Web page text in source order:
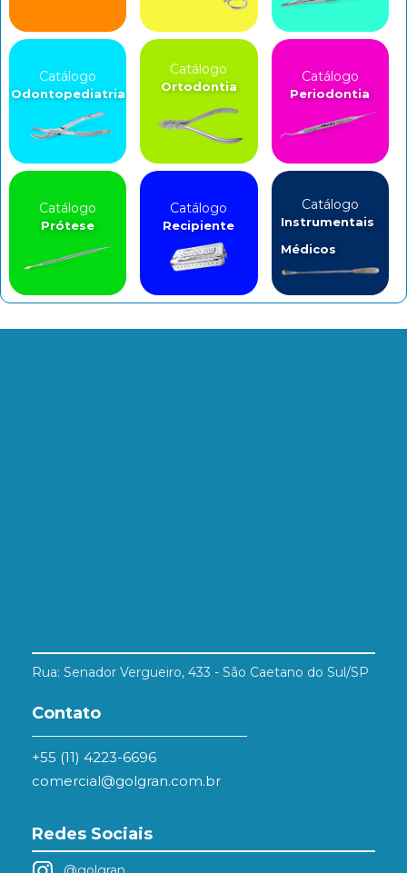
Catálogo
Odontopediatria
Catálogo
Ortodontia
Catálogo
Periodontia
Catálogo
Prótese
Catálogo
Recipiente
Catálogo
Instrumentais
Médicos
Rua: Senador Vergueiro, 433 - São Caetano do Sul/SP
Contato
+55 (11) 4223-6696
comercial@golgran.com.br
Redes Sociais